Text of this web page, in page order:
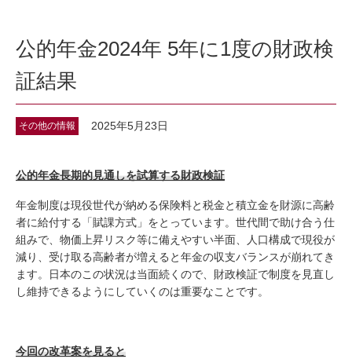
公的年金2024年 5年に1度の財政検
証結果
その他の情報 2025年5月23日
公的年金長期的見通しを試算する財政検証
年金制度は現役世代が納める保険料と税金と積立金を財源に高齢
者に給付する「賦課方式」をとっています。世代間で助け合う仕
組みで、物価上昇リスク等に備えやすい半面、人口構成で現役が
減り、受け取る高齢者が増えると年金の収支バランスが崩れてき
ます。日本のこの状況は当面続くので、財政検証で制度を見直し
し維持できるようにしていくのは重要なことです。
今回の改革案を見ると